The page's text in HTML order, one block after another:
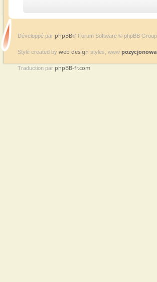
Développé par phpBB® Forum Software © phpBB Group
Style created by web design styles, www
Traduction par phpBB-fr.com